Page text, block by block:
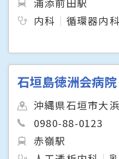
内科
循環器内科
石垣島徳洲会病院
沖縄県石垣市大
0980-88-0123
赤嶺駅